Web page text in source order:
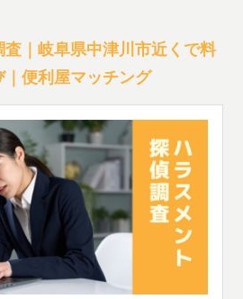
｜岐阜県中津川市近くで料
便利屋マッチング